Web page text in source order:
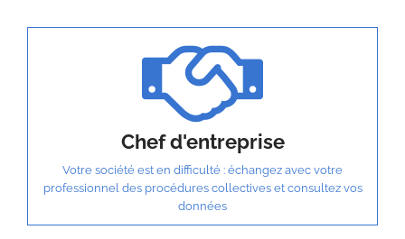
Chef d'entreprise
Votre société est en difficulté : échangez avec votre
professionnel des procédures collectives et consultez vos
données